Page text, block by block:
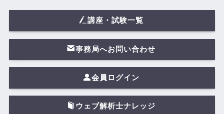
講座・試験一覧
事務局へお問い合わせ
会員ログイン
ウェブ解析士ナレッジ